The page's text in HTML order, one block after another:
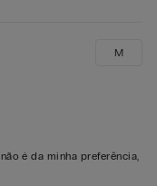
é da minha preferência,
M